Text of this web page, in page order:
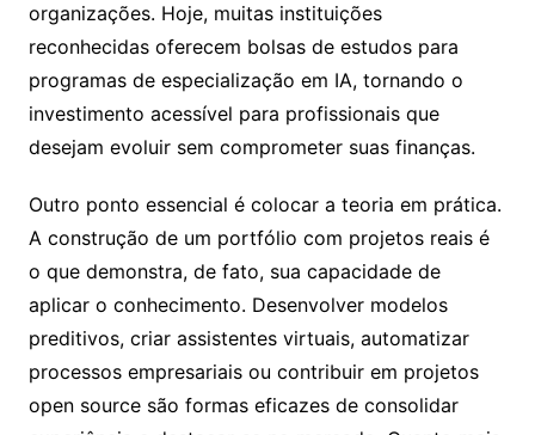
organizações. Hoje, muitas instituições
reconhecidas oferecem bolsas de estudos para
programas de especialização em IA, tornando o
investimento acessível para profissionais que
desejam evoluir sem comprometer suas finanças.
Outro ponto essencial é colocar a teoria em prática.
A construção de um portfólio com projetos reais é
o que demonstra, de fato, sua capacidade de
aplicar o conhecimento. Desenvolver modelos
preditivos, criar assistentes virtuais, automatizar
processos empresariais ou contribuir em projetos
open source são formas eficazes de consolidar